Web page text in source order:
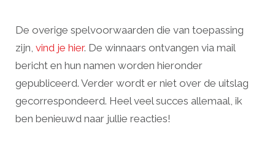
De overige spelvoorwaarden die van toepassing
zijn, vind je hier. De winnaars ontvangen via mail
bericht en hun namen worden hieronder
gepubliceerd. Verder wordt er niet over de uitslag
gecorrespondeerd. Heel veel succes allemaal, ik
ben benieuwd naar jullie reacties!